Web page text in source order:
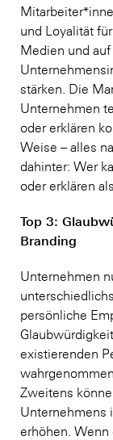
und Loyalität
Medien und
stärken. Die
Unternehmen
oder erklären
Weise – alles
dahinter: Wer
oder erklären
Top 3:
Branding
Unternehmen
persönliche
existierenden
Zweitens
Unternehmens
erhöhen.